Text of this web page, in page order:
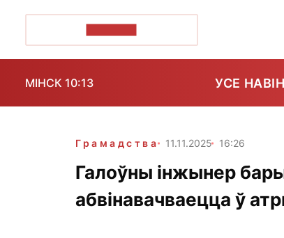
МІНСК 10:13 УСЕ
Грамадства 11.11.2025 16:26
Галоўны інжынер
абвінавачваецца ў